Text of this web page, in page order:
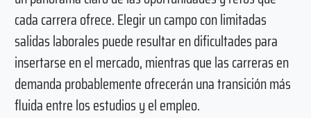
cada carrera ofrece. Elegir un campo con limitadas
salidas laborales puede resultar en dificultades para
insertarse en el mercado, mientras que las carreras en
demanda probablemente ofrecerán una transición más
fluida entre los estudios y el empleo.